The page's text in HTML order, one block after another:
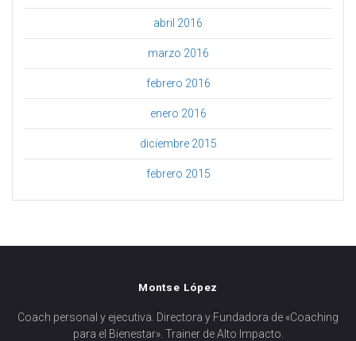
abril 2016
marzo 2016
febrero 2016
enero 2016
diciembre 2015
febrero 2015
Montse López
Coach personal y ejecutiva. Directora y Fundadora de «Coaching
para el Bienestar». Trainer de Alto Impacto.